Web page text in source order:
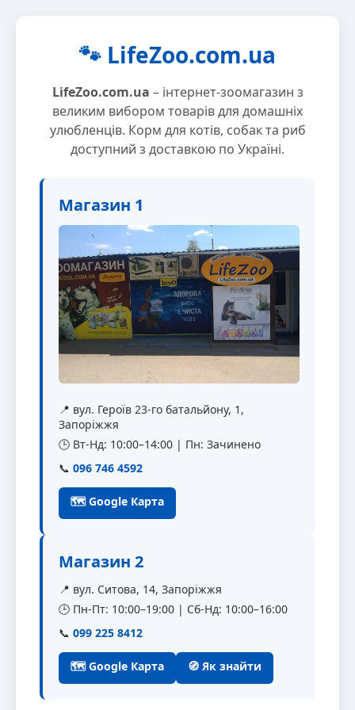
🐾 LifeZoo.com.ua
LifeZoo.com.ua – інтернет-зоомагазин з
великим вибором товарів для домашніх
улюбленців. Корм для котів, собак та риб
доступний з доставкою по Україні.
Магазин 1
📍 вул. Героїв 23-го батальйону, 1,
Запоріжжя
🕒 Вт-Нд: 10:00–14:00 | Пн: Зачинено
📞 096 746 4592
🗺 Google Карта
Магазин 2
📍 вул. Ситова, 14, Запоріжжя
🕒 Пн-Пт: 10:00–19:00 | Сб-Нд: 10:00–16:00
📞 099 225 8412
🗺 Google Карта 🧭 Як знайти